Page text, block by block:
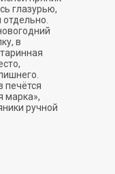
глазурью,
в
печётся
марка»,
ручной